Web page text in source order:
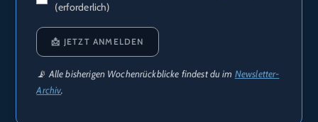
(erforderlich)
📩 JETZT ANMELDEN
📡 Alle bisherigen Wochenrückblicke findest du im Newsletter-
Archiv.